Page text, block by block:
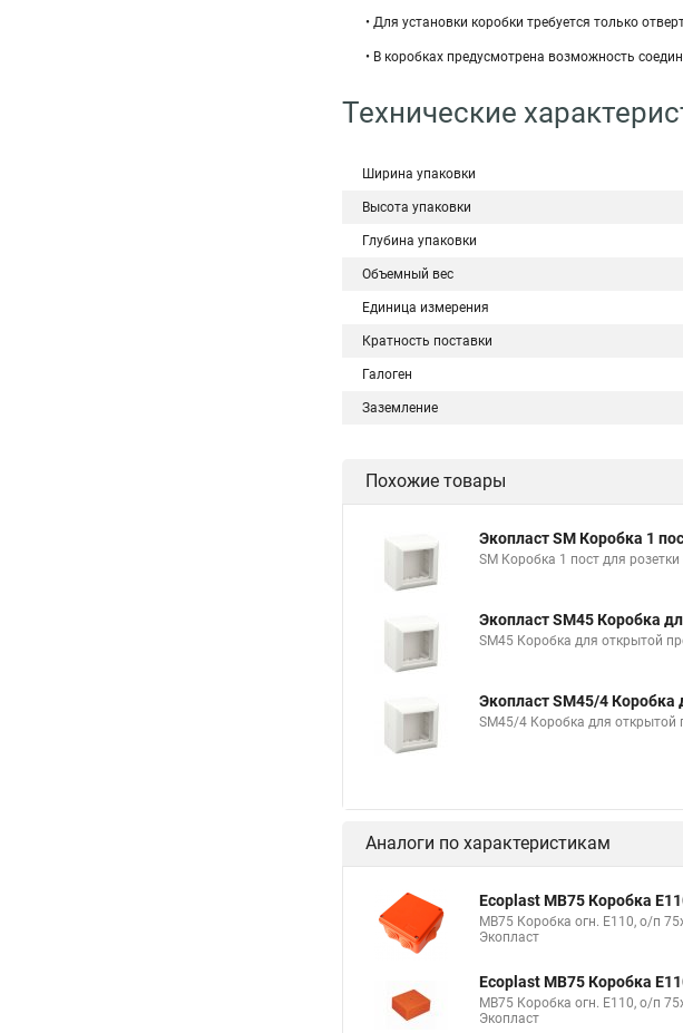
• Для установки коробки требуется только
• В коробках предусмотрена возможность
Технические
Ширина упаковки
Высота упаковки
Глубина упаковки
Объемный вес
Единица измерения
Кратность поставки
Галоген
Заземление
Похожие товары
Экопласт SM Коробка 1
SM Коробка 1 пост для
Экопласт SM45 Коробка
SM45 Коробка для открытой
Экопласт SM45/4 Коробка
SM45/4 Коробка для открытой
Аналоги по характеристикам
Ecoplast MB75 Коробка
MB75 Коробка огн. E110, о/п
Экопласт
Ecoplast MB75 Коробка
MB75 Коробка огн. E110, о/п
Экопласт